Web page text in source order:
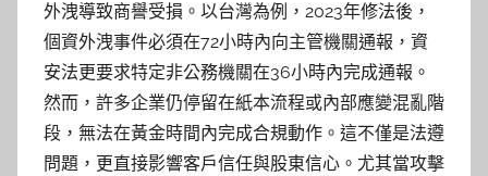
外洩導致商譽受損。以台灣為例，2023年修法後，
個資外洩事件必須在72小時內向主管機關通報，資
安法更要求特定非公務機關在36小時內完成通報。
然而，許多企業仍停留在紙本流程或內部應變混亂階
段，無法在黃金時間內完成合規動作。這不僅是法遵
問題，更直接影響客戶信任與股東信心。尤其當攻擊